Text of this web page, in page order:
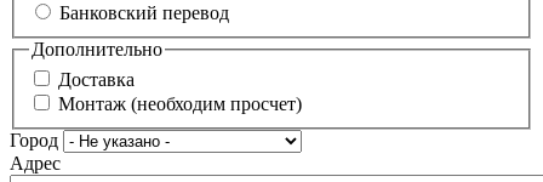
Банковский перевод
Дополнительно
Доставка
Монтаж (необходим просчет)
Город
Адрес